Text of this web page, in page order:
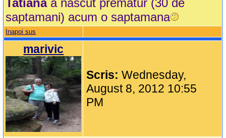
Tatianaa nascut prematur (30 de
saptamani) acum o saptamana
Inapoi sus
marivic
Scris:Wednesday,
August 8, 2012 10:55
PM